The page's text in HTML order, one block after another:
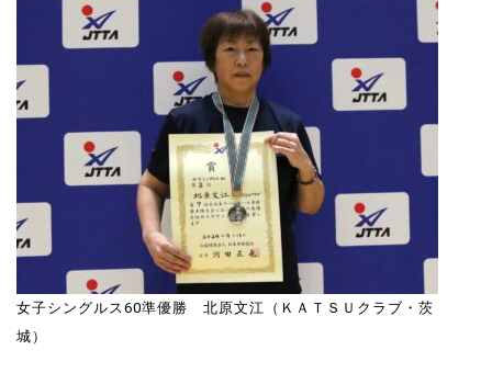
女子シングルス60準優勝 北原文江（ＫＡＴＳＵクラブ・茨
城）